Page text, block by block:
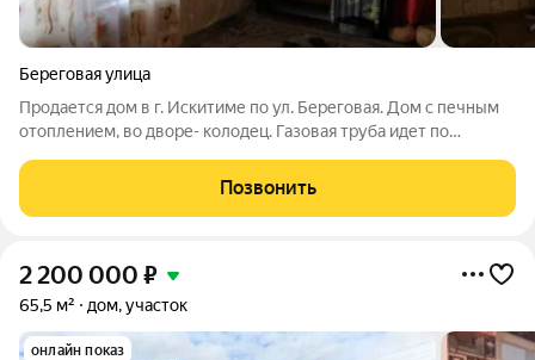
Береговая улица
Продается дом в г. Искитиме по ул. Береговая. Дом с печным
отоплением, во дворе- колодец. Газовая труба идет по
комнаты и кухня, возможность сделать ремонт по своему
дизайн-проекту. Из построек
Позвонить
2 200 000 ₽
65,5 м² дом, участок
онлайн показ